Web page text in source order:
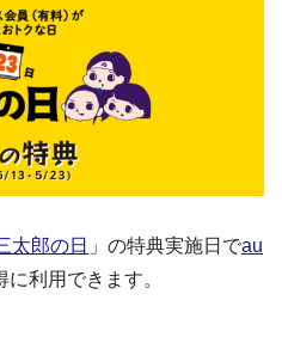
太郎の日 」の特典実施日でau
に利用できます。